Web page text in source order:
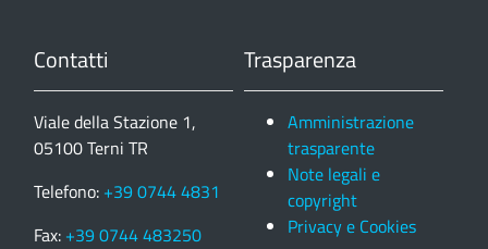
Contatti
Viale della Stazione 1,
05100 Terni TR
Telefono: +39 0744 4831
Fax: +39 0744 483250
Trasparenza
Amministrazione
trasparente
Note legali e
copyright
Privacy e Cookies